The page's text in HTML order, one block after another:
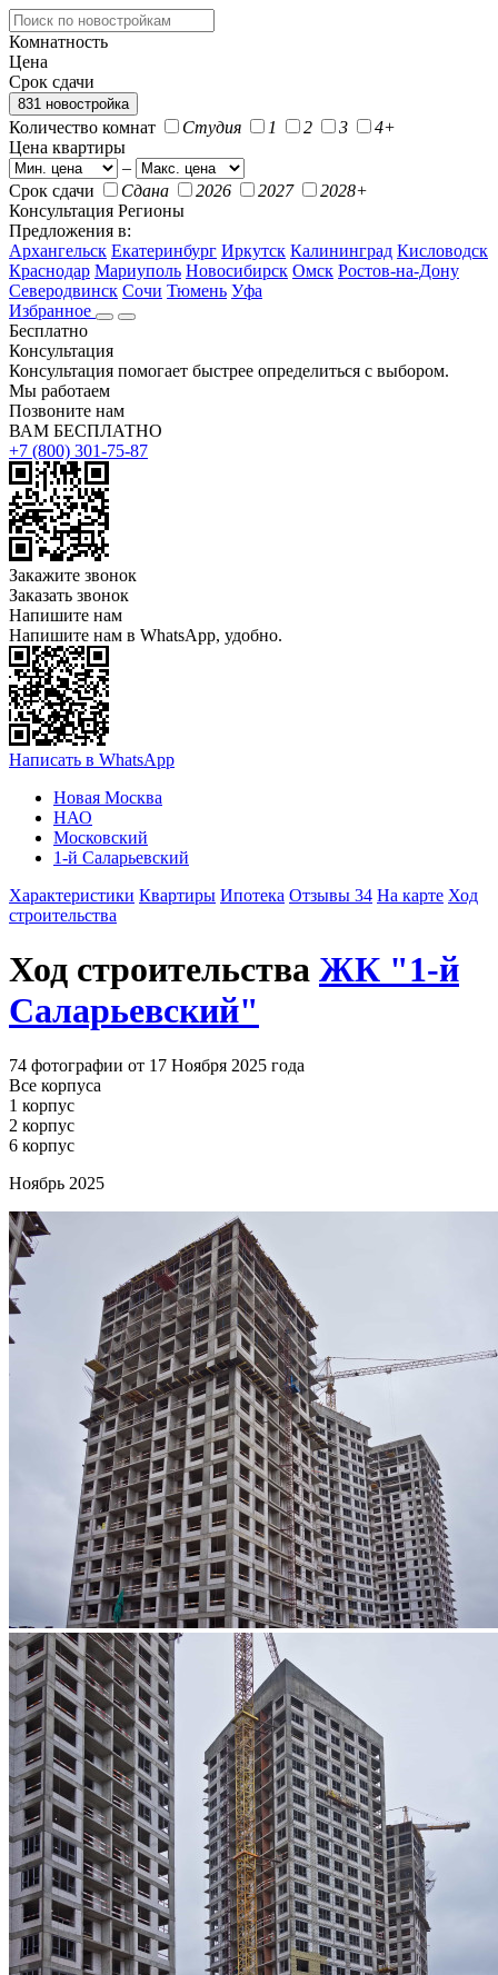
Комнатность
Цена
Срок сдачи
831 новостройка
Количество комнат Студия 1 2 3
4+
Цена квартиры
–
Срок сдачи
Сдана 2026 2027
2028+
Консультация Регионы
Предложения в:
Архангельск Екатеринбург Иркутск Калининград Кисловодск
Краснодар Мариуполь Новосибирск Омск Ростов-на-Дону
Северодвинск Сочи Тюмень Уфа
Избранное
Бесплатно
Консультация
Консультация помогает быстрее определиться с выбором.
Мы работаем
Позвоните нам
ВАМ БЕСПЛАТНО
+7 (800) 301-75-87
Закажите звонок
Заказать звонок
Напишите нам
Напишите нам в WhatsApp, удобно.
Написать в WhatsApp
Новая Москва
НАО
Московский
1-й Саларьевский
Характеристики Квартиры Ипотека Отзывы 34 На карте Ход
строительства
Ход строительства ЖК "1-й
Саларьевский"
74 фотографии от 17 Ноября 2025 года
Все корпуса
1 корпус
2 корпус
6 корпус
Ноябрь 2025